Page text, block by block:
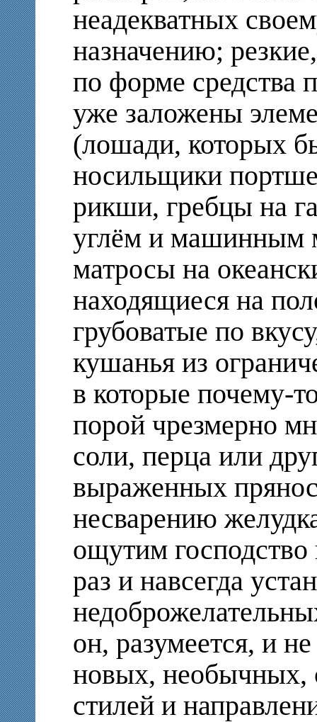
неадекватных
назначению;
по форме средства
уже заложены
(лошади, которых
носильщики
рикши, гребцы на
углём и машинным
матросы на
находящиеся на
грубоватые по
кушанья из
в которые почему-
порой чрезмерно
соли, перца или
выраженных
несварению
ощутим
раз и навсегда
он, разумеется, и
новых, необычных,
стилей и